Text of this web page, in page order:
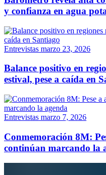
y confianza en agua
Entrevistas marzo 23, 2026
Balance positivo en
estival, pese a caída en
Entrevistas marzo 7, 2026
Conmemoración 8M:
continúan marcando la